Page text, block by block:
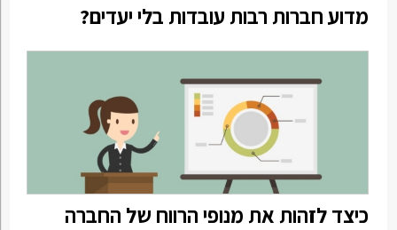
מדוע חברות רבות עובדות בלי יעדים?
כיצד לזהות את מנופי הרווח של החברה